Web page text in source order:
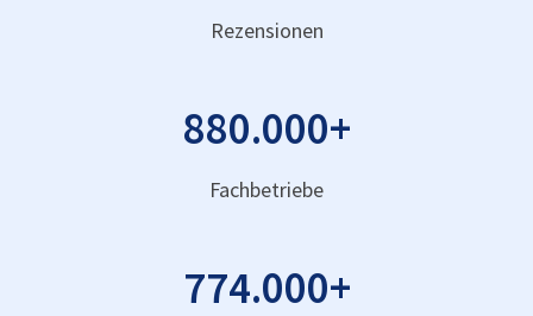
Rezensionen
880.000+
Fachbetriebe
774.000+